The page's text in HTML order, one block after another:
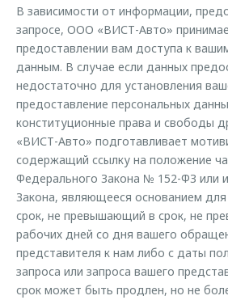
В зависимости от информации,
запросе, ООО «ВИСТ-Авто»
предоставлении вам доступа к
данным. В случае если данных
недостаточно для установления
предоставление персональных
конституционные права и свободы
«ВИСТ-Авто» подготавливает
содержащий ссылку на положение
Федерального Закона № 152-ФЗ или
Закона, являющееся основанием для
срок, не превышающий в срок, не
рабочих дней со дня вашего
представителя к нам либо с даты
запроса или запроса вашего
срок может быть продлен, но не